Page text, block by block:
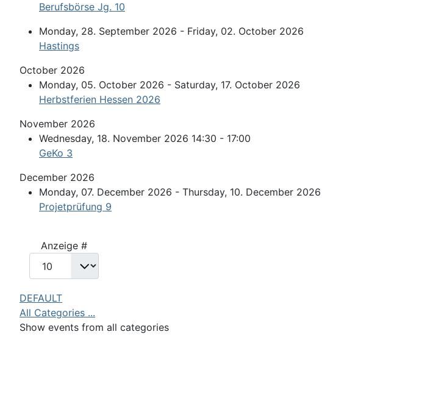
Berufsbörse Jg. 10
Monday, 28. September 2026 - Friday, 02. October 2026
Hastings
October 2026
Monday, 05. October 2026 - Saturday, 17. October 2026
Herbstferien Hessen 2026
November 2026
Wednesday, 18. November 2026 14:30 - 17:00
GeKo 3
December 2026
Monday, 07. December 2026 - Thursday, 10. December 2026
Projetprüfung 9
Anzeige #
DEFAULT
All Categories ...
Show events from all categories